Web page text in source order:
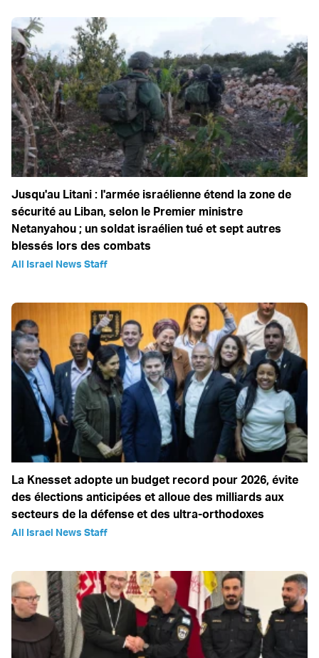
Jusqu'au Litani : l'armée israélienne étend la zone de
sécurité au Liban, selon le Premier ministre
Netanyahou ; un soldat israélien tué et sept autres
blessés lors des combats
All Israel News Staff
La Knesset adopte un budget record pour 2026, évite
des élections anticipées et alloue des milliards aux
secteurs de la défense et des ultra-orthodoxes
All Israel News Staff